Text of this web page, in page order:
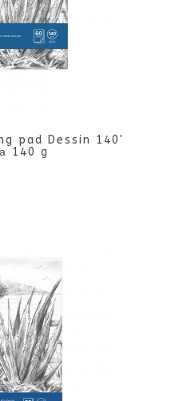
pad Dessin 140'
140 g